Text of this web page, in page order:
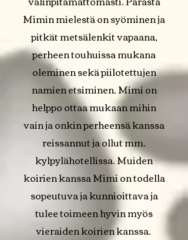
Mimin mielestä on syöminen ja
pitkät metsälenkit vapaana,
perheen touhuissa mukana
oleminen sekä piilotettujen
namien etsiminen. Mimi on
helppo ottaa mukaan mihin
vain ja onkin perheensä kanssa
reissannut ja ollut mm.
kylpylähotellissa. Muiden
koirien kanssa Mimi on todella
sopeutuva ja kunnioittava ja
tulee toimeen hyvin myös
vieraiden koirien kanssa.